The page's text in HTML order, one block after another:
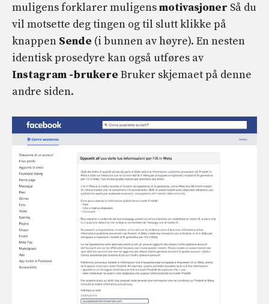
muligens forklarer muligensmotivasjoner Så du
vil motsette deg tingen og til slutt klikke på
knappen Sende (i bunnen av høyre). En nesten
identisk prosedyre kan også utføres av
Instagram -brukere Bruker skjemaet på denne
andre siden.